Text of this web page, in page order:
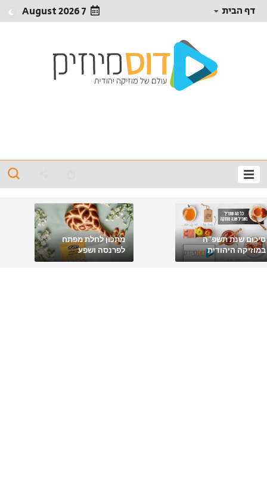
דף הבית 7 August 2026
סיכום שנת תשפ"ה
במוזיקה היהודית
מתכון לחלת מפתח
לפרנסה ושפע